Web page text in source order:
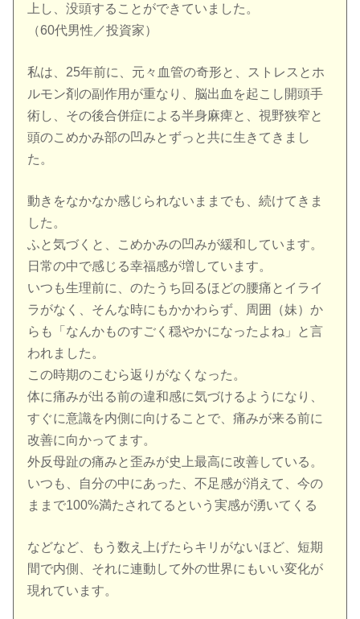
上し、没頭することができていました。
（60代男性／投資家）
私は、25年前に、元々血管の奇形と、ストレスとホ
ルモン剤の副作用が重なり、脳出血を起こし開頭手
術し、その後合併症による半身麻痺と、視野狭窄と
頭のこめかみ部の凹みとずっと共に生きてきまし
た。
動きをなかなか感じられないままでも、続けてきま
した。
ふと気づくと、こめかみの凹みが緩和しています。
日常の中で感じる幸福感が増しています。
いつも生理前に、のたうち回るほどの腰痛とイライ
ラがなく、そんな時にもかかわらず、周囲（妹）か
らも「なんかものすごく穏やかになったよね」と言
われました。
この時期のこむら返りがなくなった。
体に痛みが出る前の違和感に気づけるようになり、
すぐに意識を内側に向けることで、痛みが来る前に
改善に向かってます。
外反母趾の痛みと歪みが史上最高に改善している。
いつも、自分の中にあった、不足感が消えて、今の
ままで100%満たされてるという実感が湧いてくる
などなど、もう数え上げたらキリがないほど、短期
間で内側、それに連動して外の世界にもいい変化が
現れています。